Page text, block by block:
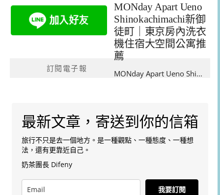
MONday Apart Ueno
Shinokachimachi新御
徒町｜東京房內洗衣
機住宿大空間公寓推
薦
MONday Apart Ueno Shi...
訂閱電子報
最新文章，寄送到你的信箱
旅行不只是去一個地方。是一種觀點、一種態度、一種想
法，還有更靠近自己。
奶茶團長 Difeny
我要訂閱